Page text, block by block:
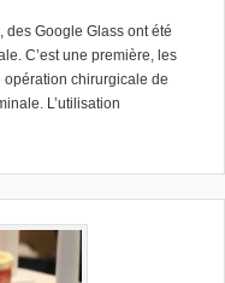
des Google Glass ont été
C’est une première, les
chirurgicale de
L’utilisation